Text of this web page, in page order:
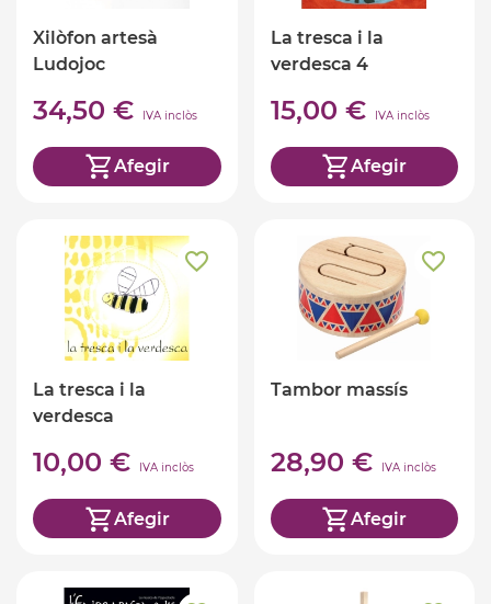
Xilòfon artesà
Ludojoc
34,50 € IVA inclòs
Afegir
La tresca i la
verdesca 4
15,00 € IVA inclòs
Afegir
La tresca i la
verdesca
10,00 € IVA inclòs
Afegir
Tambor massís
28,90 € IVA inclòs
Afegir